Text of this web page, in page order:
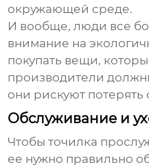
окружающей среде.
И вообще, люди все
внимание на
покупать вещи,
производители
они рискуют потерять
Обслуживание и
Чтобы точилка
ее нужно правильно